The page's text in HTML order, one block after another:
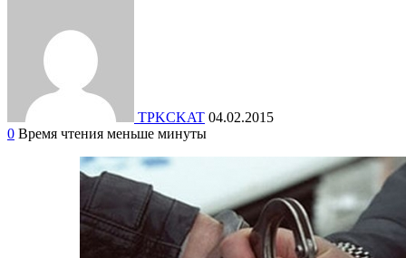
TPKCKAT 04.02.2015
0 Время чтения меньше минуты